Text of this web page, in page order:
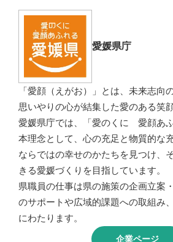
愛媛県庁
「愛顔（えがお）」とは、未来志向
思いやりの心が結集した愛のある笑
愛媛県庁では、「愛のくに 愛顔あ
本理念として、心の充足と物質的な
ならではの幸せのかたちを見つけ、
きる愛媛づくりを目指しています。
県職員の仕事は県の施策の企画立案
のサポートや広域的課題への取組み
にわたります。
企業ページ